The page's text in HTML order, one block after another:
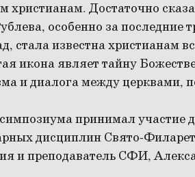
христианам. Достаточно
особенно за последние
стала известна христианам
икона являет тайну
и диалога между церквами,
принимал
дисциплин Свято-
и преподаватель СФИ,